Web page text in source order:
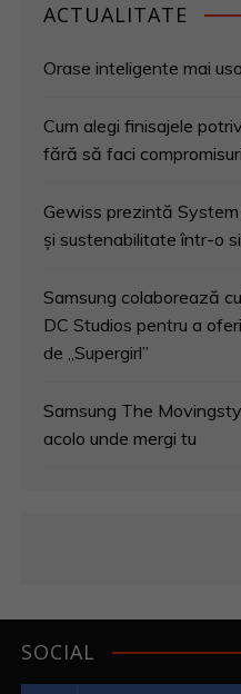
ACTUALITATE
Orase inteligente mai
Cum alegi finisajele
fără să faci compromisuri
Gewiss prezintă
și sustenabilitate într-o
Samsung colaborează
DC Studios pentru a
de „Supergirl”
Samsung The
acolo unde mergi tu
SOCIAL